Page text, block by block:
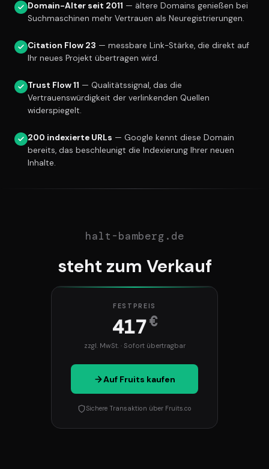
Domain-Alter seit 2011 — ältere Domains genießen bei
Suchmaschinen mehr Vertrauen als Neuregistrierungen.
Citation Flow 23 — messbare Link-Stärke, die direkt auf
Ihr neues Projekt übertragen wird.
Trust Flow 11 — Qualitätssignal, das die
Vertrauenswürdigkeit der verlinkenden Quellen
widerspiegelt.
200 indexierte URLs — Google kennt diese Domain
bereits, das beschleunigt die Indexierung Ihrer neuen
Inhalte.
halt-bamberg.de
steht zum Verkauf
FESTPREIS
417€
zzgl. MwSt. · Sofort übertragbar
Auf Fruits kaufen
Sichere Transaktion über Fruits.co